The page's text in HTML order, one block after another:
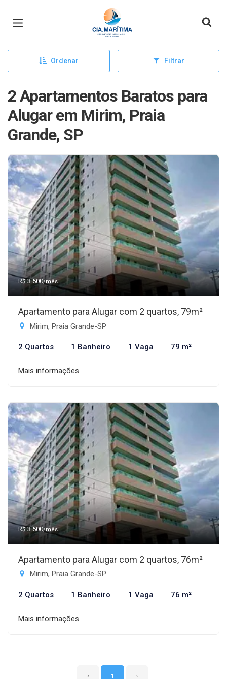
Página inicial
Ordenar Filtrar
2 Apartamentos Baratos para
Alugar em Mirim, Praia
Grande, SP
R$ 3.500/mês
Apartamento para Alugar com 2 quartos, 79m²
Mirim, Praia Grande-SP
2 Quartos 1 Banheiro 1 Vaga 79 m²
Mais informações
R$ 3.500/mês
Apartamento para Alugar com 2 quartos, 76m²
Mirim, Praia Grande-SP
2 Quartos 1 Banheiro 1 Vaga 76 m²
Mais informações
‹ 1 ›